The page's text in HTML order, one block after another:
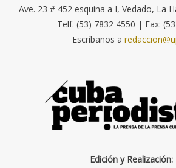
Ave. 23 # 452 esquina a I, Vedado, La
Telf. (53) 7832 4550 | Fax:
Escríbanos a
Edición y Realización: